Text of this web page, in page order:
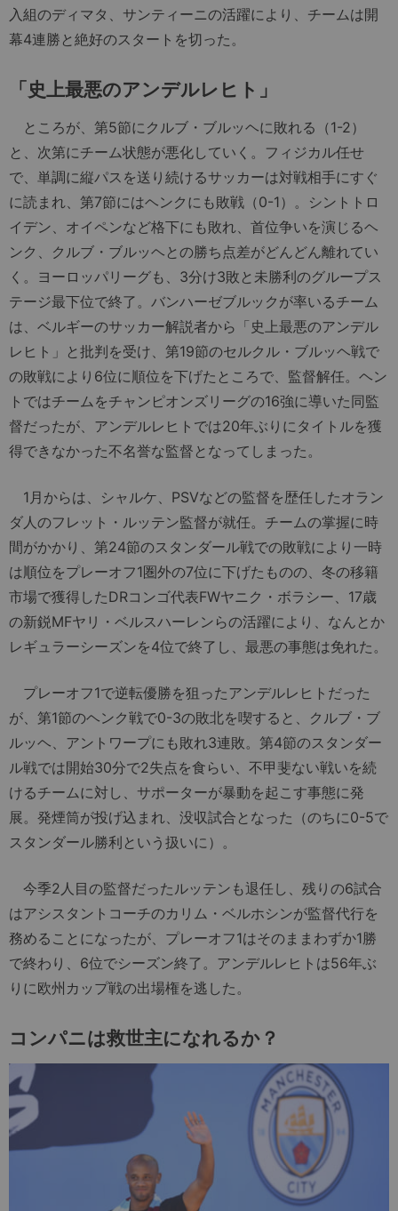
入組のディマタ、サンティーニの活躍により、チームは開
幕4連勝と絶好のスタートを切った。
「史上最悪のアンデルレヒト」
ところが、第5節にクルブ・ブルッヘに敗れる（1-2）
と、次第にチーム状態が悪化していく。フィジカル任せ
で、単調に縦パスを送り続けるサッカーは対戦相手にすぐ
に読まれ、第7節にはヘンクにも敗戦（0-1）。シントトロ
イデン、オイペンなど格下にも敗れ、首位争いを演じるヘ
ンク、クルブ・ブルッヘとの勝ち点差がどんどん離れてい
く。ヨーロッパリーグも、3分け3敗と未勝利のグループス
テージ最下位で終了。バンハーゼブルックが率いるチーム
は、ベルギーのサッカー解説者から「史上最悪のアンデル
レヒト」と批判を受け、第19節のセルクル・ブルッヘ戦で
の敗戦により6位に順位を下げたところで、監督解任。ヘン
トではチームをチャンピオンズリーグの16強に導いた同監
督だったが、アンデルレヒトでは20年ぶりにタイトルを獲
得できなかった不名誉な監督となってしまった。
1月からは、シャルケ、PSVなどの監督を歴任したオラン
ダ人のフレット・ルッテン監督が就任。チームの掌握に時
間がかかり、第24節のスタンダール戦での敗戦により一時
は順位をプレーオフ1圏外の7位に下げたものの、冬の移籍
市場で獲得したDRコンゴ代表FWヤニク・ボラシー、17歳
の新鋭MFヤリ・ベルスハーレンらの活躍により、なんとか
レギュラーシーズンを4位で終了し、最悪の事態は免れた。
プレーオフ1で逆転優勝を狙ったアンデルレヒトだった
が、第1節のヘンク戦で0-3の敗北を喫すると、クルブ・ブ
ルッヘ、アントワープにも敗れ3連敗。第4節のスタンダー
ル戦では開始30分で2失点を食らい、不甲斐ない戦いを続
けるチームに対し、サポーターが暴動を起こす事態に発
展。発煙筒が投げ込まれ、没収試合となった（のちに0-5で
スタンダール勝利という扱いに）。
今季2人目の監督だったルッテンも退任し、残りの6試合
はアシスタントコーチのカリム・ベルホシンが監督代行を
務めることになったが、プレーオフ1はそのままわずか1勝
で終わり、6位でシーズン終了。アンデルレヒトは56年ぶ
りに欧州カップ戦の出場権を逃した。
コンパニは救世主になれるか？